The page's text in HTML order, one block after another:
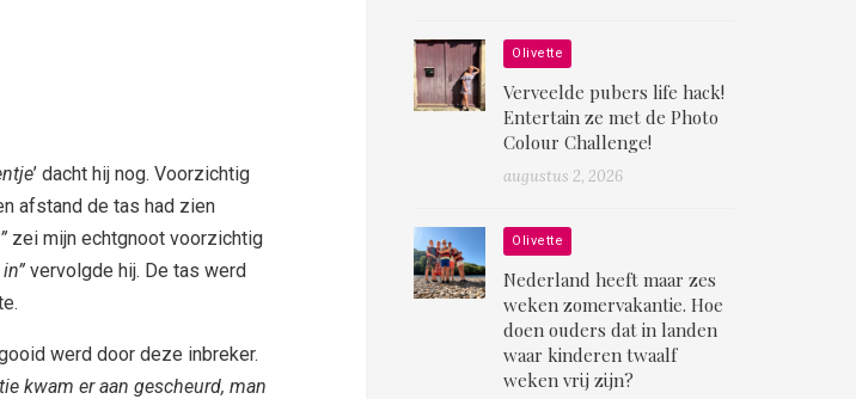
’ dacht hij nog. Voorzichtig
afstand de tas had zien
zei mijn echtgnoot voorzichtig
vervolgde hij. De tas werd
werd door deze inbreker.
kwam er aan gescheurd, man
Olivette
Verveelde pubers life hack!
Entertain ze met de Photo
Colour Challenge!
augustus 2, 2026
Olivette
Nederland heeft maar zes
weken zomervakantie. Hoe
doen ouders dat in landen
waar kinderen twaalf
weken vrij zijn?